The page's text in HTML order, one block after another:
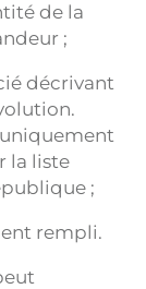
de la
;
décrivant
la liste
;
rempli.